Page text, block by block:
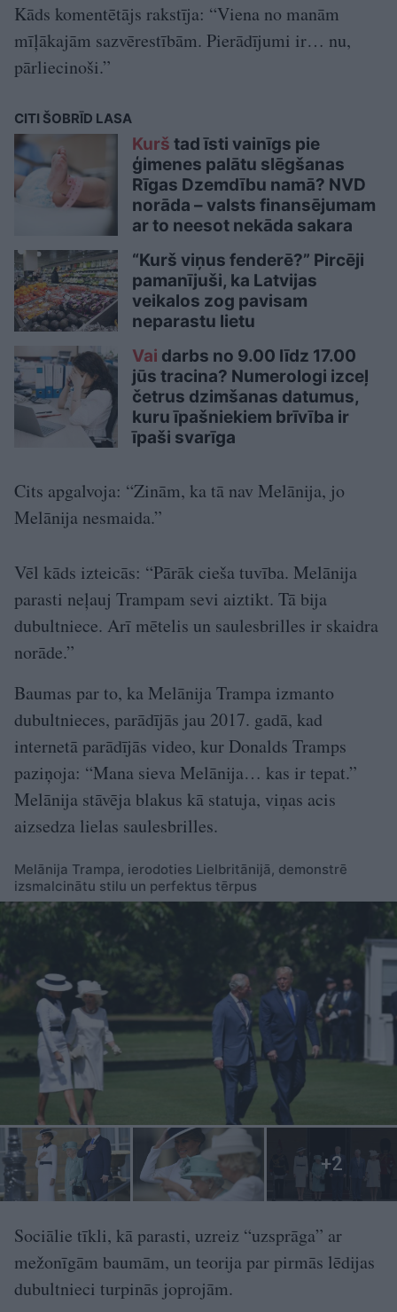
Kāds komentētājs rakstīja: “Viena no manām
mīļākajām sazvērestībām. Pierādījumi ir… nu,
pārliecinoši.”
CITI ŠOBRĪD LASA
Kurš tad īsti vainīgs pie
ģimenes palātu slēgšanas
Rīgas Dzemdību namā? NVD
norāda – valsts finansējumam
ar to neesot nekāda sakara
“Kurš viņus fenderē?” Pircēji
pamanījuši, ka Latvijas
veikalos zog pavisam
neparastu lietu
Vai darbs no 9.00 līdz 17.00
jūs tracina? Numerologi izceļ
četrus dzimšanas datumus,
kuru īpašniekiem brīvība ir
īpaši svarīga
Cits apgalvoja: “Zinām, ka tā nav Melānija, jo
Melānija nesmaida.”
Vēl kāds izteicās: “Pārāk cieša tuvība. Melānija
parasti neļauj Trampam sevi aiztikt. Tā bija
dubultniece. Arī mētelis un saulesbrilles ir skaidra
norāde.”
Baumas par to, ka Melānija Trampa izmanto
dubultnieces, parādījās jau 2017. gadā, kad
internetā parādījās video, kur Donalds Tramps
paziņoja: “Mana sieva Melānija… kas ir tepat.”
Melānija stāvēja blakus kā statuja, viņas acis
aizsedza lielas saulesbrilles.
Melānija Trampa, ierodoties Lielbritānijā, demonstrē
izsmalcinātu stilu un perfektus tērpus
Sociālie tīkli, kā parasti, uzreiz “uzsprāga” ar
mežonīgām baumām, un teorija par pirmās lēdijas
dubultnieci turpinās joprojām.